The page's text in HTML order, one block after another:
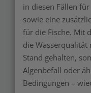
in diesen Fällen
sowie eine
für die Fische. Mit
die
Stand gehalten,
Algenbefall oder
Bedingungen –